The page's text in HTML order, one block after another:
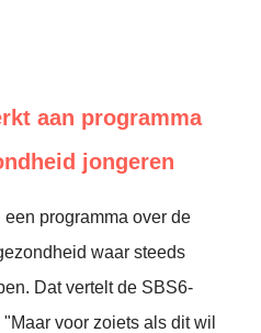
aan programma
jongeren
programma over de
waar steeds
Dat vertelt de SBS6-
voor zoiets als dit wil